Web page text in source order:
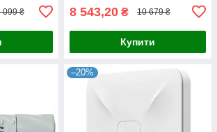
099 ₴ 8 543,20 ₴ 10 679 ₴
Купити
–20%